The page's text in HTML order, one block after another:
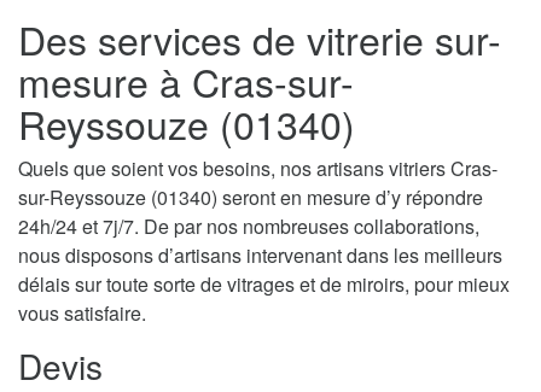
Des services de vitrerie sur-
mesure à Cras-sur-
Reyssouze (01340)
Quels que soient vos besoins, nos artisans vitriers Cras-
sur-Reyssouze (01340) seront en mesure d’y répondre
24h/24 et 7j/7. De par nos nombreuses collaborations,
nous disposons d’artisans intervenant dans les meilleurs
délais sur toute sorte de vitrages et de miroirs, pour mieux
vous satisfaire.
Devis